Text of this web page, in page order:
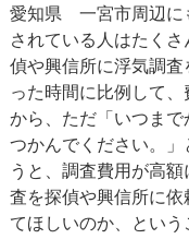
愛知県 一宮市周辺に
されている人はたく
偵や興信所に浮気調
った時間に比例して
から、ただ「いつま
つかんでください。」
うと、調査費用が高
査を探偵や興信所に
てほしいのか、とい